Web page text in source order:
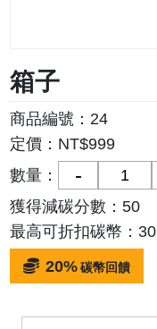
箱子
商品編號： 24
定價：NT$999
數量：
獲得減碳分數：50
最高可折扣碳幣： 30
20% 碳幣回饋